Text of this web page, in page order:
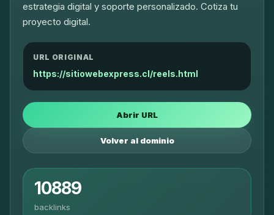
estrategia digital y soporte personalizado. Cotiza tu
proyecto digital.
URL ORIGINAL
https://sitiowebexpress.cl/reels.html
Abrir URL
Volver al dominio
10889
backlinks